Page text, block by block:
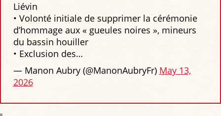
Liévin
• Volonté initiale de supprimer la cérémonie
d’hommage aux « gueules noires », mineurs
du bassin houiller
• Exclusion des…
— Manon Aubry (@ManonAubryFr) May 13,
2026